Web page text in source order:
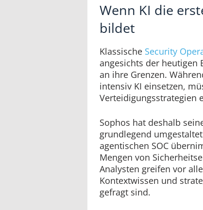
Wenn KI die
bildet
Klassische Security
angesichts der heutigen
an ihre Grenzen.
intensiv KI einsetzen,
Verteidigungsstrategien
Sophos hat deshalb
grundlegend
agentischen SOC
Mengen von
Analysten greifen vor
Kontextwissen und
gefragt sind.